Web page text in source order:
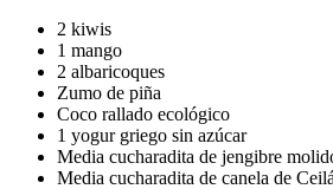
2 kiwis
1 mango
2 albaricoques
Zumo de piña
Coco rallado ecológico
1 yogur griego sin azúcar
Media cucharadita de jengibre
Media cucharadita de canela de